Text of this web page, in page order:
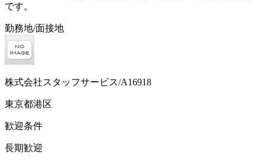
です。
勤務地/面接地
株式会社スタッフサービス/A16918
東京都港区
歓迎条件
長期歓迎